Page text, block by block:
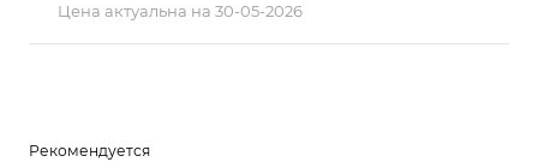
Цена актуальна на 30-05-2026
Рекомендуется